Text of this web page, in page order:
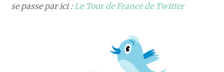
se passe par ici : Le Tour de France de Twitter